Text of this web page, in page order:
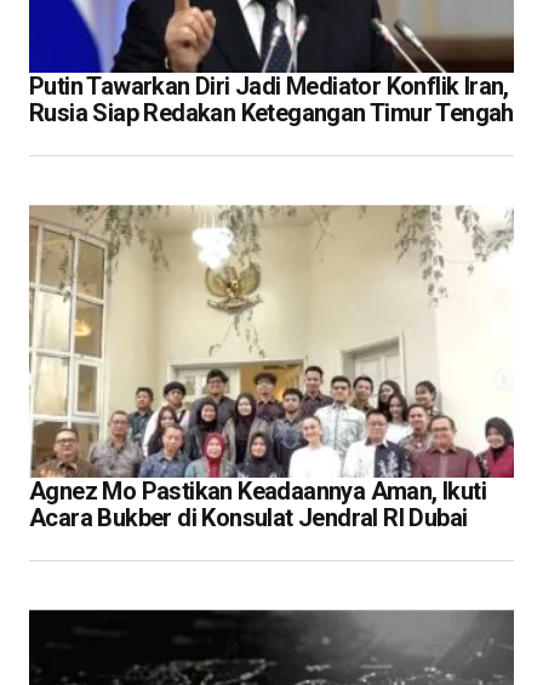
Putin Tawarkan Diri Jadi Mediator Konflik Iran,
Rusia Siap Redakan Ketegangan Timur Tengah
Agnez Mo Pastikan Keadaannya Aman, Ikuti
Acara Bukber di Konsulat Jendral RI Dubai